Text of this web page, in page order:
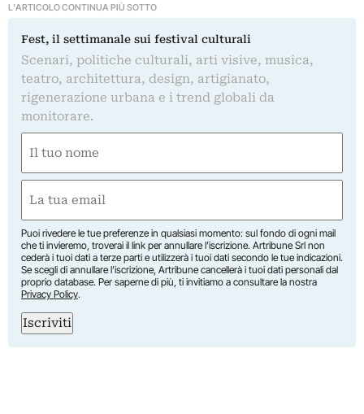
L'ARTICOLO CONTINUA PIÙ SOTTO
Fest, il settimanale sui festival culturali
Scenari, politiche culturali, arti visive, musica,
teatro, architettura, design, artigianato,
rigenerazione urbana e i trend globali da
monitorare.
(Obbligatorio)
Nome
(Obbligatorio)
Puoi rivedere le tue preferenze in qualsiasi momento: sul fondo di ogni mail
che ti invieremo, troverai il link per annullare l’iscrizione. Artribune Srl non
cederà i tuoi dati a terze parti e utilizzerà i tuoi dati secondo le tue indicazioni.
Se scegli di annullare l’iscrizione, Artribune cancellerà i tuoi dati personali dal
proprio database. Per saperne di più, ti invitiamo a consultare la nostra
Privacy Policy.
Iscriviti